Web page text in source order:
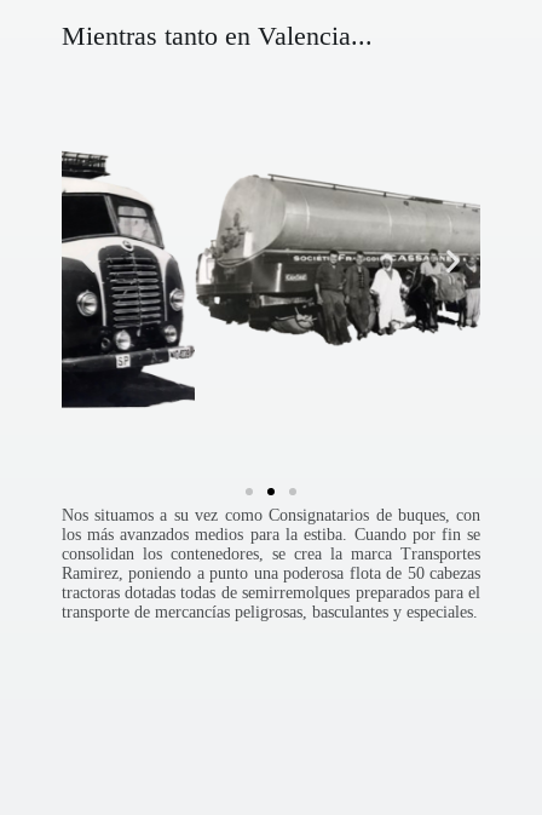
Mientras tanto en Valencia...
Nos situamos a su vez como Consignatarios de buques, con
los más avanzados medios para la estiba. Cuando por fin se
consolidan los contenedores, se crea la marca Transportes
Ramirez, poniendo a punto una poderosa flota de 50 cabezas
tractoras dotadas todas de semirremolques preparados para el
transporte de mercancías peligrosas, basculantes y especiales.